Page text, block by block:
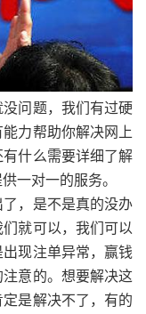
问题，我们有过硬
力帮助你解决网上
什么需要详细了解
一对一的服务。
，是不是真的没办
就可以，我们可以
现注单异常，赢钱
意的。想要解决这
是解决不了，有的